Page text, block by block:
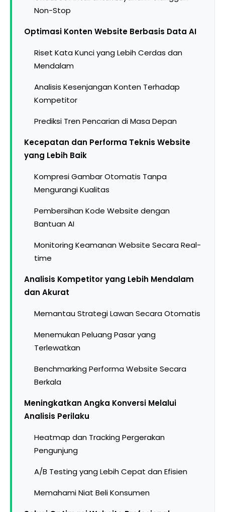
Non-Stop
Optimasi Konten Website Berbasis Data AI
Riset Kata Kunci yang Lebih Cerdas dan
Mendalam
Analisis Kesenjangan Konten Terhadap
Kompetitor
Prediksi Tren Pencarian di Masa Depan
Kecepatan dan Performa Teknis Website
yang Lebih Baik
Kompresi Gambar Otomatis Tanpa
Mengurangi Kualitas
Pembersihan Kode Website dengan
Bantuan AI
Monitoring Keamanan Website Secara Real-
time
Analisis Kompetitor yang Lebih Mendalam
dan Akurat
Memantau Strategi Lawan Secara Otomatis
Menemukan Peluang Pasar yang
Terlewatkan
Benchmarking Performa Website Secara
Berkala
Meningkatkan Angka Konversi Melalui
Analisis Perilaku
Heatmap dan Tracking Pergerakan
Pengunjung
A/B Testing yang Lebih Cepat dan Efisien
Memahami Niat Beli Konsumen